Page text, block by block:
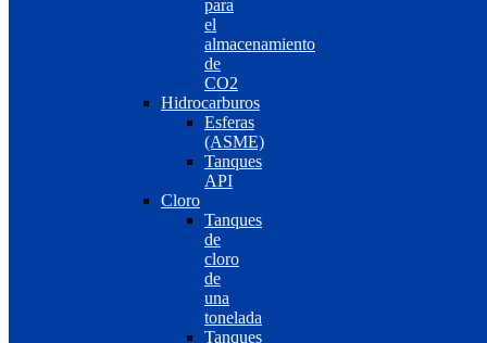
para
el
almacenamiento
de
CO2
Hidrocarburos
Esferas
(ASME)
Tanques
API
Cloro
Tanques
de
cloro
de
una
tonelada
Tanques